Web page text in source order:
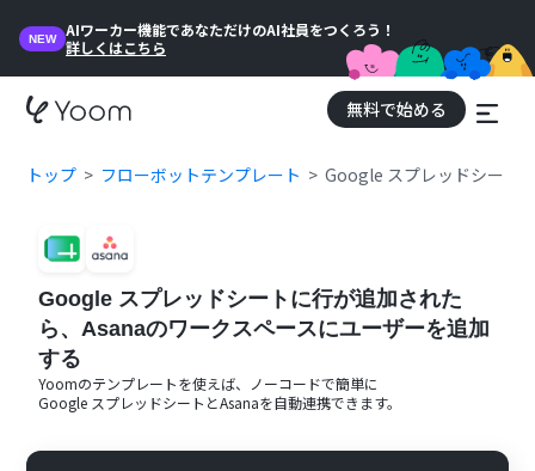
NEW
AIワーカー機能であなただけのAI社員をつくろう！
詳しくはこちら
無料で始める
トップ フローボットテンプレート Google スプレッドシート
Google スプレッドシートに行が追加された
ら、Asanaのワークスペースにユーザーを追加
する
Yoomのテンプレートを使えば、ノーコードで簡単に
Google スプレッドシート とAsanaを自動連携できます。